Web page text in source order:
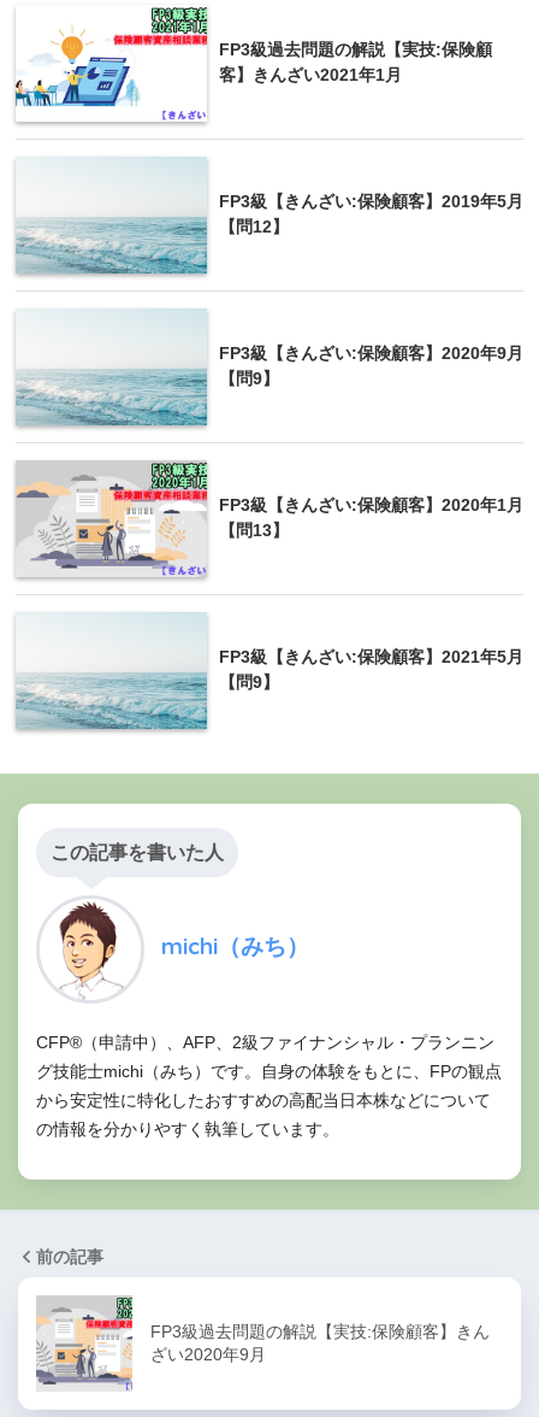
ちなみに小規模企業共済は月額70,000円までな
ので、ごっちゃにならないようにしっかり覚え
FP3級過去問題の解説【実技:保険顧
客】きんざい2021年1月
FP3級【きんざい:保険顧客】2019年5月
【問12】
FP3級【きんざい:保険顧客】2020年9月
【問9】
FP3級【きんざい:保険顧客】2020年1月
【問13】
FP3級【きんざい:保険顧客】2021年5月
【問9】
この記事を書いた人
michi（みち）
CFP®（申請中）、AFP、2級ファイナンシャル・プランニン
グ技能士michi（みち）です。自身の体験をもとに、FPの観点
から安定性に特化したおすすめの高配当日本株などについて
の情報を分かりやすく執筆しています。
前の記事
FP3級過去問題の解説【実技:保険顧客】きん
ざい2020年9月